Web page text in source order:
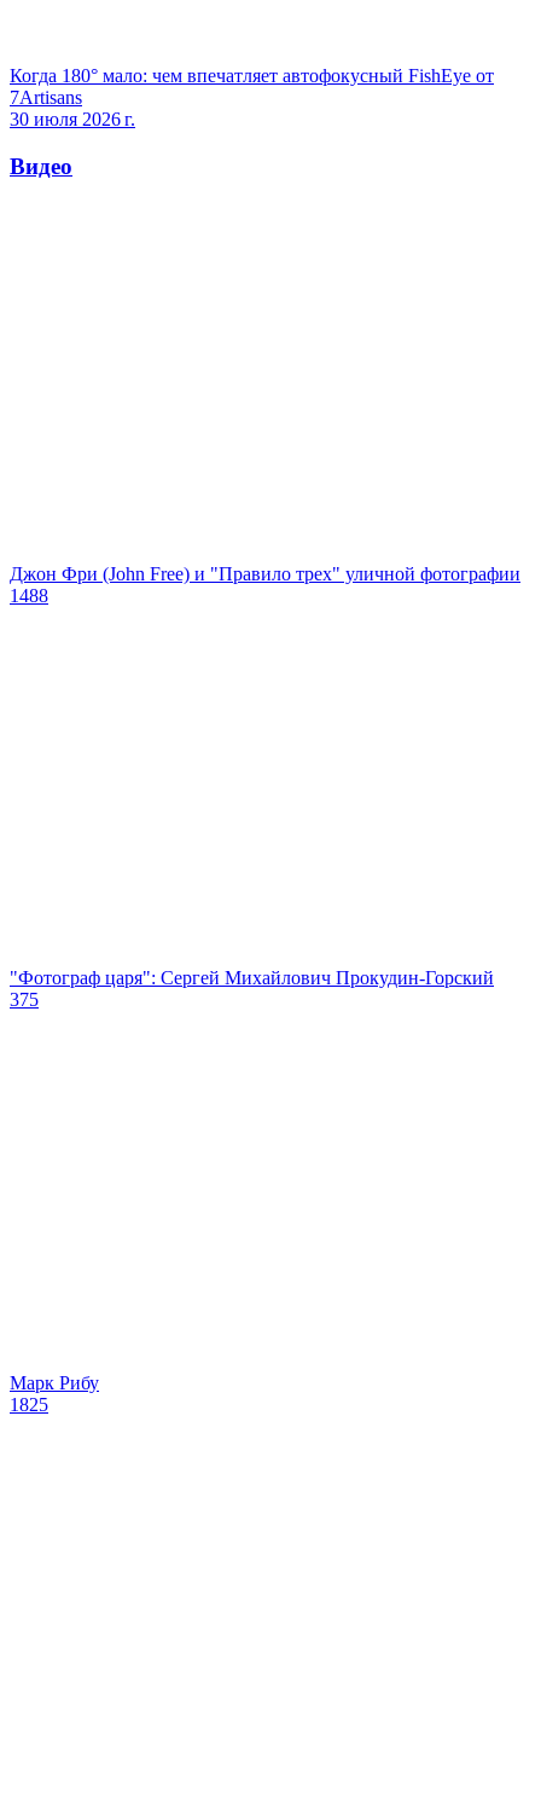
Когда 180° мало: чем впечатляет автофокусный FishEye от
7Artisans
30 июля 2026 г.
Видео
Джон Фри (John Free) и "Правило трех" уличной фотографии
1488
"Фотограф царя": Сергей Михайлович Прокудин-Горский
375
Марк Рибу
1825